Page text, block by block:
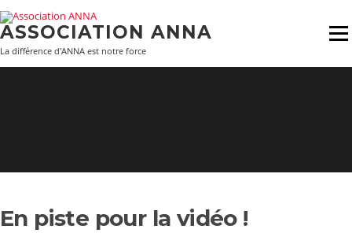
Aller
au
contenu
ASSOCIATION ANNA
La différence d'ANNA est notre force
Menu
En piste pour la vidéo !